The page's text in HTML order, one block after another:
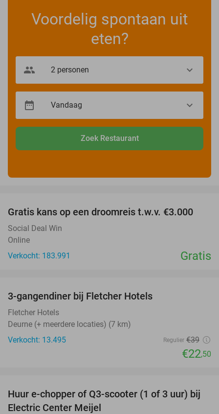
Voordelig spontaan uit
eten?
Zoek Restaurant
Gratis kans op een droomreis t.w.v. €3.000
Social Deal Win
Online
Verkocht: 183.991
Gratis
3-gangendiner bij Fletcher Hotels
Fletcher Hotels
Deurne (+ meerdere locaties) (7 km)
Verkocht: 13.495
Regulier €39
€22,50
38%
Huur e-chopper of Q3-scooter (1 of 3 uur) bij
Electric Center Meijel